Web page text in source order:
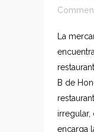
La
B de
encarga